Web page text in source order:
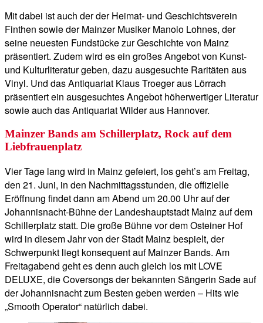
Mit dabei ist auch der der Heimat- und Geschichtsverein
Finthen sowie der Mainzer Musiker Manolo Lohnes, der
seine neuesten Fundstücke zur Geschichte von Mainz
präsentiert. Zudem wird es ein großes Angebot von Kunst-
und Kulturliteratur geben, dazu ausgesuchte Raritäten aus
Vinyl. Und das Antiquariat Klaus Troeger aus Lörrach
präsentiert ein ausgesuchtes Angebot höherwertiger Literatur
sowie auch das Antiquariat Wilder aus Hannover.
Mainzer Bands am Schillerplatz, Rock auf dem
Liebfrauenplatz
Vier Tage lang wird in Mainz gefeiert, los geht’s am Freitag,
den 21. Juni, in den Nachmittagsstunden, die offizielle
Eröffnung findet dann am Abend um 20.00 Uhr auf der
Johannisnacht-Bühne der Landeshauptstadt Mainz auf dem
Schillerplatz statt. Die große Bühne vor dem Osteiner Hof
wird in diesem Jahr von der Stadt Mainz bespielt, der
Schwerpunkt liegt konsequent auf Mainzer Bands. Am
Freitagabend geht es denn auch gleich los mit LOVE
DELUXE, die Coversongs der bekannten Sängerin Sade auf
der Johannisnacht zum Besten geben werden – Hits wie
„Smooth Operator“ natürlich dabei.